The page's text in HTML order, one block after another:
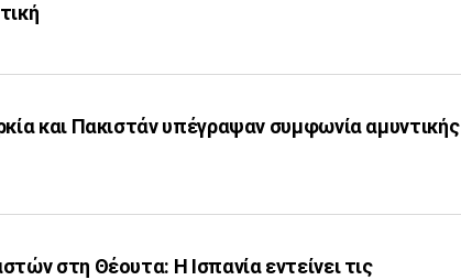
και Πακιστάν υπέγραψαν συμφωνία αμυντικής
στη Θέουτα: Η Ισπανία εντείνει τις